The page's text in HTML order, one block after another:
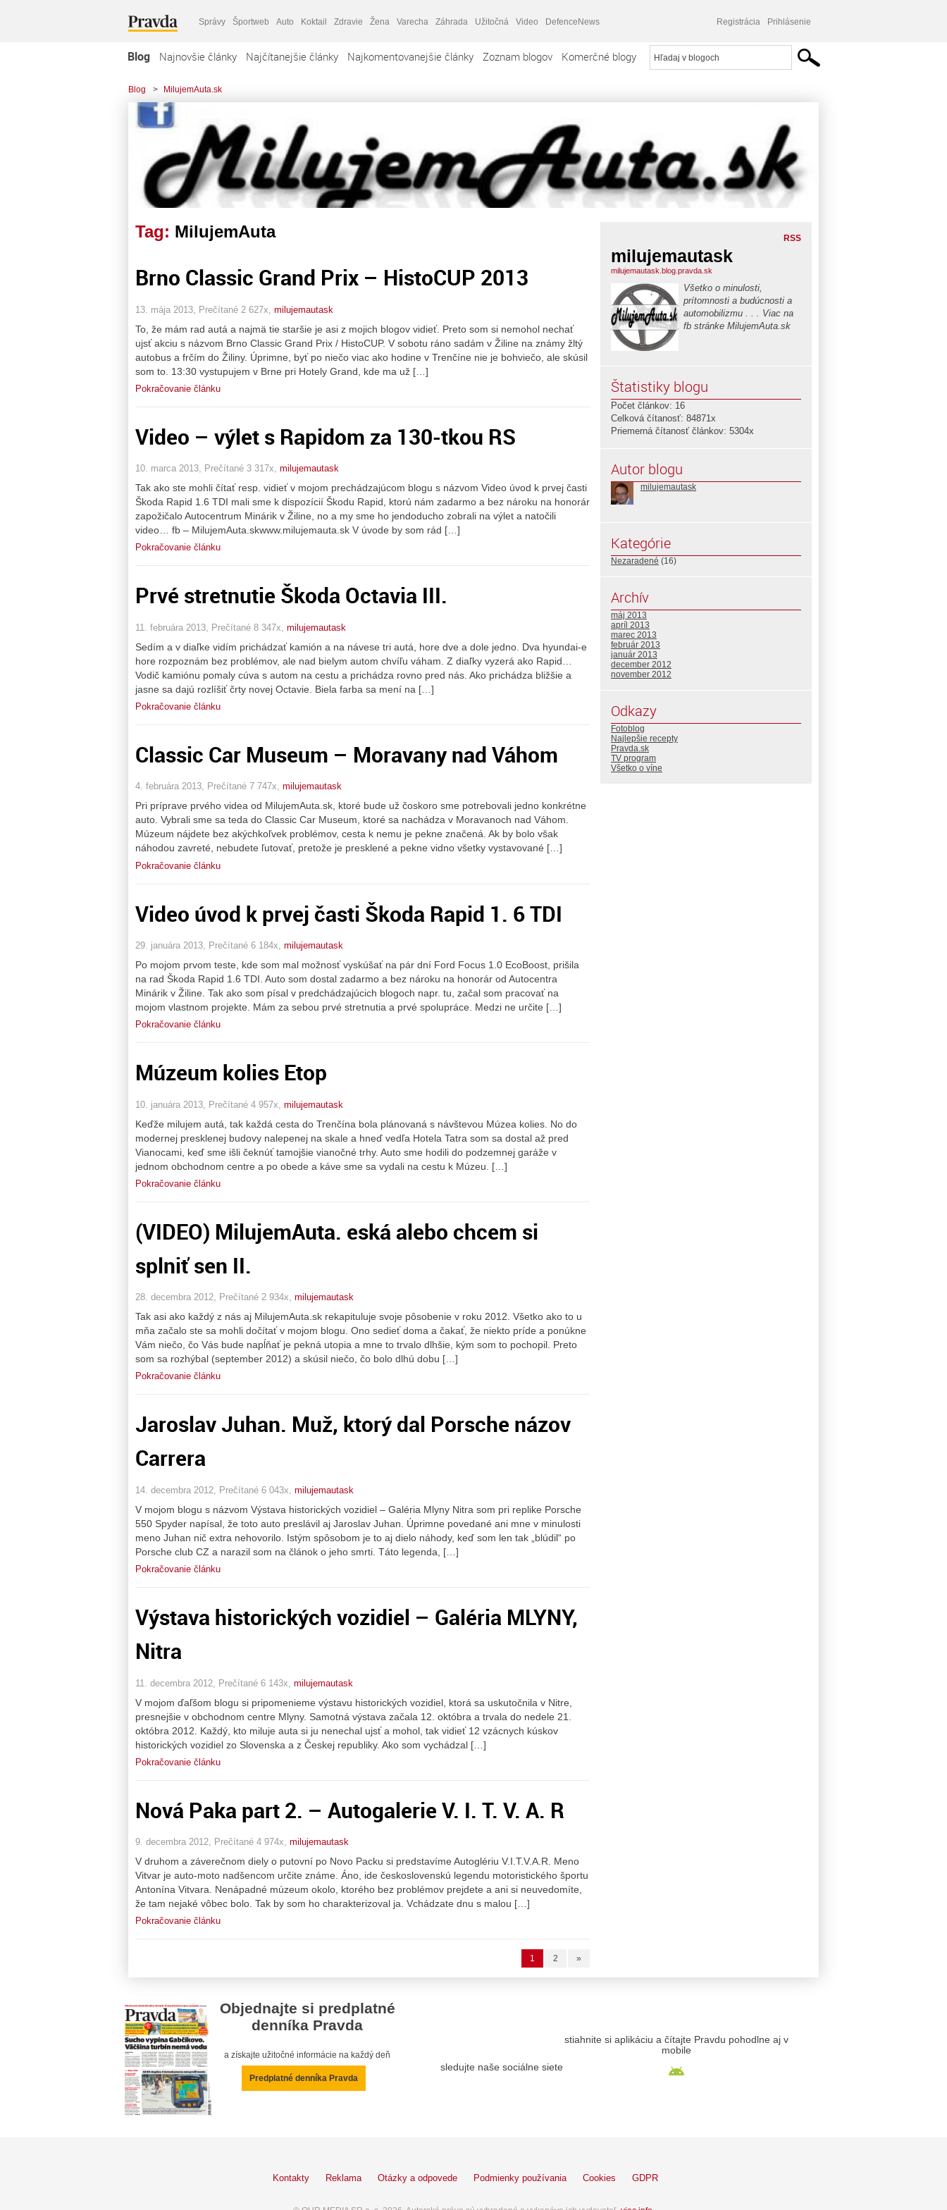
Správy Športweb Auto Koktail Zdravie Žena Varecha Záhrada Užitočná Video DefenceNews Registrácia Prihlásenie
Blog Najnovšie články Najčítanejšie články Najkomentovanejšie články Zoznam blogov Komerčné blogy
Blog > MilujemAuta.sk
Tag: MilujemAuta
Brno Classic Grand Prix – HistoCUP 2013
13. mája 2013, Prečítané 2 627x, milujemautask
To, že mám rad autá a najmä tie staršie je asi z mojich blogov vidieť. Preto som si nemohol nechať
ujsť akciu s názvom Brno Classic Grand Prix / HistoCUP. V sobotu ráno sadám v Žiline na známy žltý
autobus a frčím do Žiliny. Úprimne, byť po niečo viac ako hodine v Trenčíne nie je bohviečo, ale skúsil
som to. 13:30 vystupujem v Brne pri Hotely Grand, kde ma už […]
Pokračovanie článku
Video – výlet s Rapidom za 130-tkou RS
10. marca 2013, Prečítané 3 317x, milujemautask
Tak ako ste mohli čítať resp. vidieť v mojom prechádzajúcom blogu s názvom Video úvod k prvej časti
Škoda Rapid 1.6 TDI mali sme k dispozícií Škodu Rapid, ktorú nám zadarmo a bez nároku na honorár
zapožičalo Autocentrum Minárik v Žiline, no a my sme ho jendoducho zobrali na výlet a natočili
video… fb – MilujemAuta.skwww.milujemauta.sk V úvode by som rád […]
Pokračovanie článku
Prvé stretnutie Škoda Octavia III.
11. februára 2013, Prečítané 8 347x, milujemautask
Sedím a v diaľke vidím prichádzať kamión a na návese tri autá, hore dve a dole jedno. Dva hyundai-e
hore rozpoznám bez problémov, ale nad bielym autom chvíľu váham. Z diaľky vyzerá ako Rapid…
Vodič kamiónu pomaly cúva s autom na cestu a prichádza rovno pred nás. Ako prichádza bližšie a
jasne sa dajú rozlíšiť črty novej Octavie. Biela farba sa mení na […]
Pokračovanie článku
Classic Car Museum – Moravany nad Váhom
4. februára 2013, Prečítané 7 747x, milujemautask
Pri príprave prvého videa od MilujemAuta.sk, ktoré bude už čoskoro sme potrebovali jedno konkrétne
auto. Vybrali sme sa teda do Classic Car Museum, ktoré sa nachádza v Moravanoch nad Váhom.
Múzeum nájdete bez akýchkoľvek problémov, cesta k nemu je pekne značená. Ak by bolo však
náhodou zavreté, nebudete ľutovať, pretože je presklené a pekne vidno všetky vystavované […]
Pokračovanie článku
Video úvod k prvej časti Škoda Rapid 1. 6 TDI
29. januára 2013, Prečítané 6 184x, milujemautask
Po mojom prvom teste, kde som mal možnosť vyskúšať na pár dní Ford Focus 1.0 EcoBoost, prišila
na rad Škoda Rapid 1.6 TDI. Auto som dostal zadarmo a bez nároku na honorár od Autocentra
Minárik v Žiline. Tak ako som písal v predchádzajúcich blogoch napr. tu, začal som pracovať na
mojom vlastnom projekte. Mám za sebou prvé stretnutia a prvé spolupráce. Medzi ne určite […]
Pokračovanie článku
Múzeum kolies Etop
10. januára 2013, Prečítané 4 957x, milujemautask
Keďže milujem autá, tak každá cesta do Trenčína bola plánovaná s návštevou Múzea kolies. No do
modernej presklenej budovy nalepenej na skale a hneď vedľa Hotela Tatra som sa dostal až pred
Vianocami, keď sme išli čeknúť tamojšie vianočné trhy. Auto sme hodili do podzemnej garáže v
jednom obchodnom centre a po obede a káve sme sa vydali na cestu k Múzeu. […]
Pokračovanie článku
(VIDEO) MilujemAuta. eská alebo chcem si
splniť sen II.
28. decembra 2012, Prečítané 2 934x, milujemautask
Tak asi ako každý z nás aj MilujemAuta.sk rekapituluje svoje pôsobenie v roku 2012. Všetko ako to u
mňa začalo ste sa mohli dočítať v mojom blogu. Ono sedieť doma a čakať, že niekto príde a ponúkne
Vám niečo, čo Vás bude napĺňať je pekná utopia a mne to trvalo dlhšie, kým som to pochopil. Preto
som sa rozhýbal (september 2012) a skúsil niečo, čo bolo dlhú dobu […]
Pokračovanie článku
Jaroslav Juhan. Muž, ktorý dal Porsche názov
Carrera
14. decembra 2012, Prečítané 6 043x, milujemautask
V mojom blogu s názvom Výstava historických vozidiel – Galéria Mlyny Nitra som pri replike Porsche
550 Spyder napísal, že toto auto preslávil aj Jaroslav Juhan. Úprimne povedané ani mne v minulosti
meno Juhan nič extra nehovorilo. Istým spôsobom je to aj dielo náhody, keď som len tak „blúdil“ po
Porsche club CZ a narazil som na článok o jeho smrti. Táto legenda, […]
Pokračovanie článku
Výstava historických vozidiel – Galéria MLYNY,
Nitra
11. decembra 2012, Prečítané 6 143x, milujemautask
V mojom ďaľšom blogu si pripomenieme výstavu historických vozidiel, ktorá sa uskutočnila v Nitre,
presnejšie v obchodnom centre Mlyny. Samotná výstava začala 12. októbra a trvala do nedele 21.
októbra 2012. Každý, kto miluje auta si ju nenechal ujsť a mohol, tak vidieť 12 vzácnych kúskov
historických vozidiel zo Slovenska a z Českej republiky. Ako som vychádzal […]
Pokračovanie článku
Nová Paka part 2. – Autogalerie V. I. T. V. A. R
9. decembra 2012, Prečítané 4 974x, milujemautask
V druhom a záverečnom diely o putovní po Novo Packu si predstavíme Autoglériu V.I.T.V.A.R. Meno
Vitvar je auto-moto nadšencom určite známe. Áno, ide československú legendu motoristického športu
Antonína Vitvara. Nenápadné múzeum okolo, ktorého bez problémov prejdete a ani si neuvedomíte,
že tam nejaké vôbec bolo. Tak by som ho charakterizoval ja. Vchádzate dnu s malou […]
Pokračovanie článku
1 2 »
RSS
milujemautask
milujemautask.blog.pravda.sk
Všetko o minulosti,
prítomnosti a budúcnosti a
automobilizmu . . . Viac na
fb stránke MilujemAuta.sk
Štatistiky blogu
Počet článkov: 16
Celková čítanosť: 84871x
Priemerná čítanosť článkov: 5304x
Autor blogu
milujemautask
Kategórie
Nezaradené (16)
Archív
máj 2013
apríl 2013
marec 2013
február 2013
január 2013
december 2012
november 2012
Odkazy
Fotoblog
Najlepšie recepty
Pravda.sk
TV program
Všetko o víne
Objednajte si predplatné
denníka Pravda
a získajte užitočné informácie na každý deň
Predplatné denníka Pravda
sledujte naše sociálne siete
stiahnite si aplikáciu a čítajte Pravdu pohodlne aj v
mobile
Kontakty Reklama Otázky a odpovede Podmienky používania Cookies GDPR